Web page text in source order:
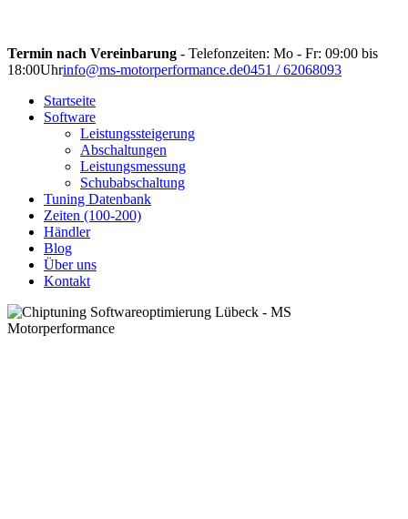
Termin nach Vereinbarung - Telefonzeiten: Mo - Fr: 09:00 bis
18:00Uhrinfo@ms-motorperformance.de0451 / 62068093
Startseite
Software
Leistungssteigerung
Abschaltungen
Leistungsmessung
Schubabschaltung
Tuning Datenbank
Zeiten (100-200)
Händler
Blog
Über uns
Kontakt